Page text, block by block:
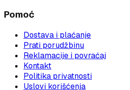
Pomoć
Dostava i plaćanje
Prati porudžbinu
Reklamacije i povraćaj
Kontakt
Politika privatnosti
Uslovi korišćenja